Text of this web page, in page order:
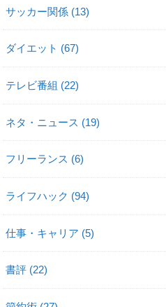
サッカー関係 (13)
ダイエット (67)
テレビ番組 (22)
ネタ・ニュース (19)
フリーランス (6)
ライフハック (94)
仕事・キャリア (5)
書評 (22)